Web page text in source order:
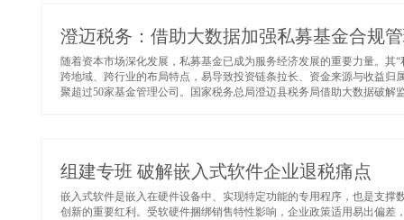
澄迈税务：借助大数据加强私募基金合规
随着资本市场深化发展，私募基金已成为服务经济发展的重要力量。
跨地域、跨行业的布局特点，易导致投资链条拉长、资金来源与收益
聚超过50家基金管理公司。国家税务总局澄迈县税务局借助大数据破解
组建专班 破解嵌入式软件企业退税痛点
嵌入式软件是嵌入在硬件设备中、实现特定功能的专用程序，也是支
创新的重要红利。受软硬件捆绑销售特性影响，企业政策适用易出偏